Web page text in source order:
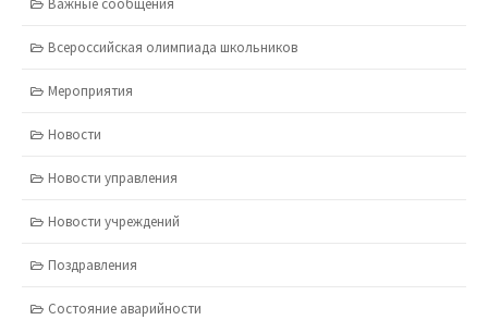
Важные сообщения
Всероссийская олимпиада школьников
Мероприятия
Новости
Новости управления
Новости учреждений
Поздравления
Состояние аварийности